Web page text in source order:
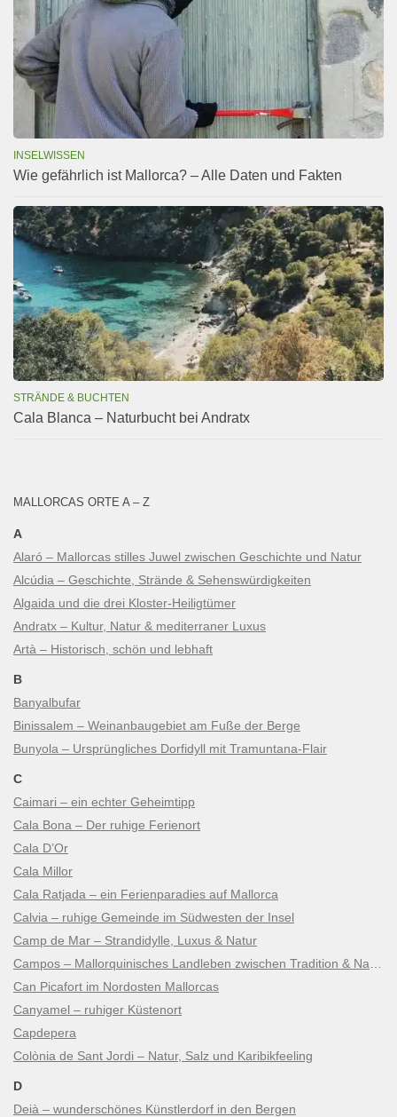
INSELWISSEN
Wie gefährlich ist Mallorca? – Alle Daten und Fakten
STRÄNDE & BUCHTEN
Cala Blanca – Naturbucht bei Andratx
MALLORCAS ORTE A – Z
A
Alaró – Mallorcas stilles Juwel zwischen Geschichte und Natur
Alcúdia – Geschichte, Strände & Sehenswürdigkeiten
Algaida und die drei Kloster-Heiligtümer
Andratx – Kultur, Natur & mediterraner Luxus
Artà – Historisch, schön und lebhaft
B
Banyalbufar
Binissalem – Weinanbaugebiet am Fuße der Berge
Bunyola – Ursprüngliches Dorfidyll mit Tramuntana-Flair
C
Caimari – ein echter Geheimtipp
Cala Bona – Der ruhige Ferienort
Cala D’Or
Cala Millor
Cala Ratjada – ein Ferienparadies auf Mallorca
Calvia – ruhige Gemeinde im Südwesten der Insel
Camp de Mar – Strandidylle, Luxus & Natur
Can Picafort im Nordosten Mallorcas
Canyamel – ruhiger Küstenort
Capdepera
Colònia de Sant Jordi – Natur, Salz und Karibikfeeling
D
Deià – wunderschönes Künstlerdorf in den Bergen